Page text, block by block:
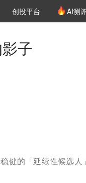
创投平台 AI测
子
健的「延续性候选人